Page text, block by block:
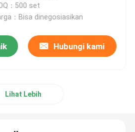
：500 set
：Bisa dinegosiasikan
Hubungi kami
Lihat Lebih